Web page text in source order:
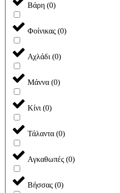
Βάρη (0)
Φοίνικας (0)
Αχλάδι (0)
Μάννα (0)
Κίνι (0)
Τάλαντα (0)
Αγκαθωπές (0)
Βήσσας (0)